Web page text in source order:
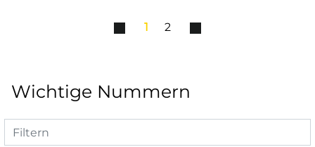
1 2
Wichtige Nummern
Filtern